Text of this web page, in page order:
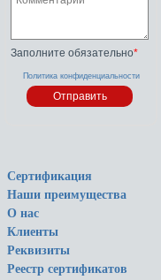
Заполните обязательно*
Политика конфиденциальности
Сертификация
Наши преимущества
О нас
Клиенты
Реквизиты
Реестр сертификатов